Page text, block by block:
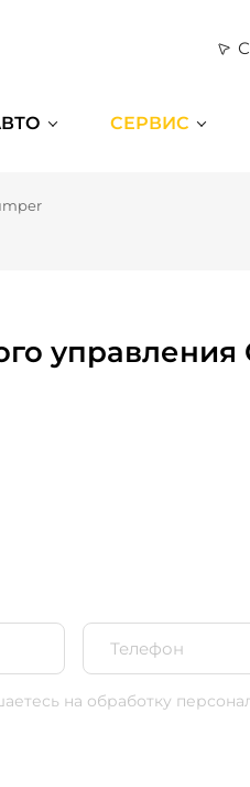
СЕРВИС
на обработку